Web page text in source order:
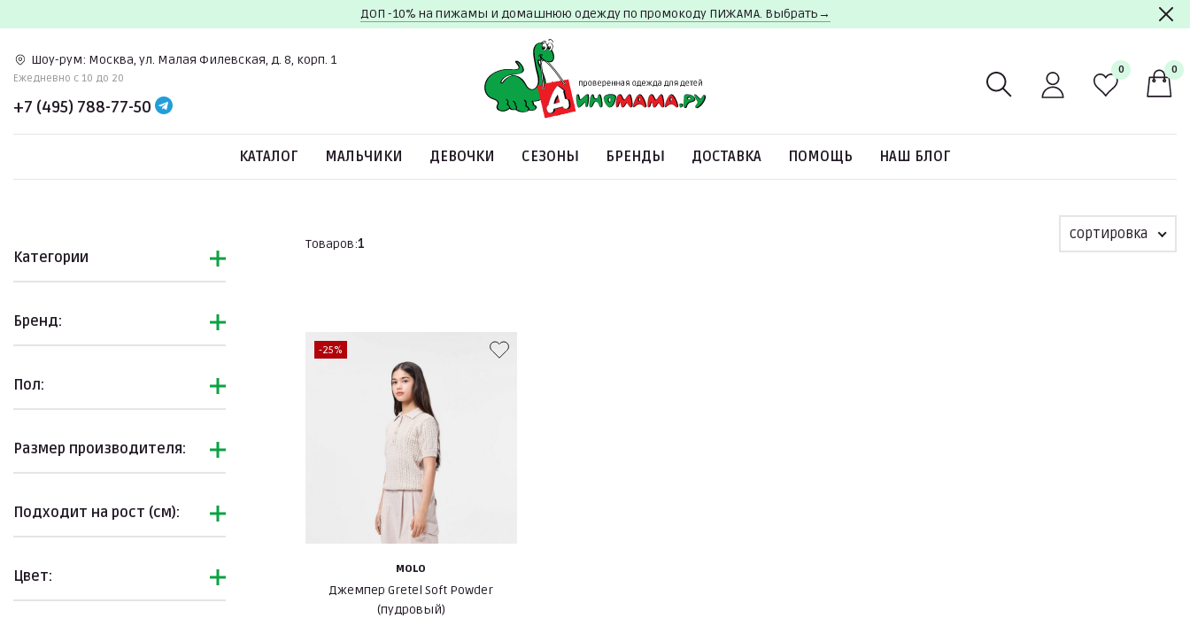
ДОП -10% на пижамы и домашнюю одежду по промокоду ПИЖАМА. Выбрать→
Шоу-рум: Москва, ул. Малая Филевская, д. 8, корп. 1
Ежедневно c 10 до 20
+7 (495) 788-77-50
0 0
КАТАЛОГ МАЛЬЧИКИ ДЕВОЧКИ СЕЗОНЫ БРЕНДЫ ДОСТАВКА ПОМОЩЬ НАШ БЛОГ
Категории
Бренд:
Пол:
Размер производителя:
Подходит на рост (см):
Цвет:
Товаров:1
сортировка
-25%
MOLO
Джемпер Gretel Soft Powder
(пудровый)